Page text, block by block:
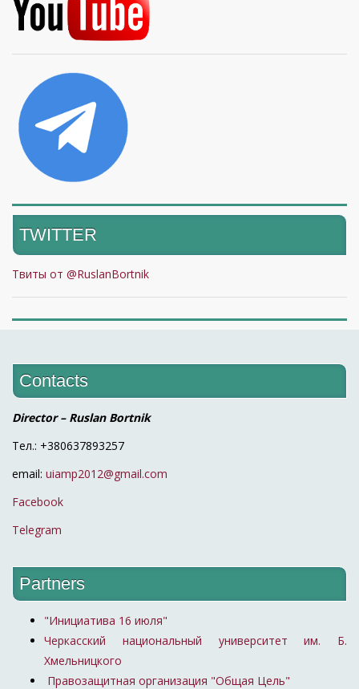
TWITTER
Твиты от @RuslanBortnik
Contacts
Director – Ruslan Bortnik
Тел.: +380637893257
email: uiamp2012@gmail.com
Facebook
Telegram
Partners
"Инициатива 16 июля"
Черкасский национальный университет им. Б.
Хмельницкого
Правозащитная организация "Общая Цель"